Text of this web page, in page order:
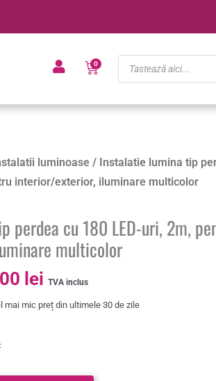
0
Cart
Products
search
luminoase / Instalatie lumina tip
interior/exterior, iluminare multicolor
perdea cu 180 LED-uri, 2m,
multicolor
lei.
lei
Prețul
curent
101.00 lei.
TVA inclus
mai mic preț din ultimele 30 de zile